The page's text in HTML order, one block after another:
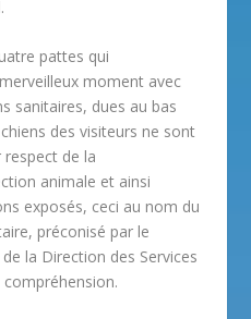
pattes qui
moment avec
sanitaires, dues au bas
des visiteurs ne sont
de la
animale et ainsi
exposés, ceci au nom du
préconisé par le
la Direction des Services